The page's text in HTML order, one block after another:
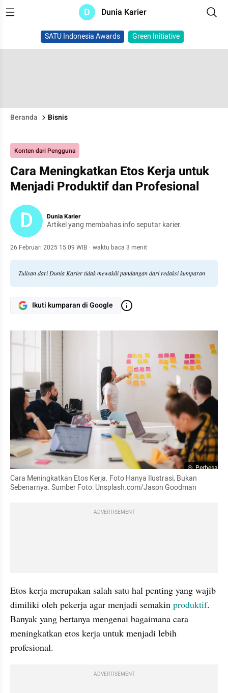
D Dunia Karier
SATU Indonesia Awards Green Initiative
Beranda Bisnis
Konten dari Pengguna
Cara Meningkatkan Etos Kerja untuk
Menjadi Produktif dan Profesional
D Dunia Karier
Artikel yang membahas info seputar karier.
26 Februari 2025 15:09 WIB · waktu baca 3 menit
Tulisan dari Dunia Karier tidak mewakili pandangan dari redaksi kumparan
Ikuti kumparan di Google
Perbesar
Cara Meningkatkan Etos Kerja. Foto Hanya Ilustrasi, Bukan
Sebenarnya. Sumber Foto: Unsplash.com/Jason Goodman
ADVERTISEMENT
Etos kerja merupakan salah satu hal penting yang wajib
dimiliki oleh pekerja agar menjadi semakin produktif.
Banyak yang bertanya mengenai bagaimana cara
meningkatkan etos kerja untuk menjadi lebih
profesional.
ADVERTISEMENT